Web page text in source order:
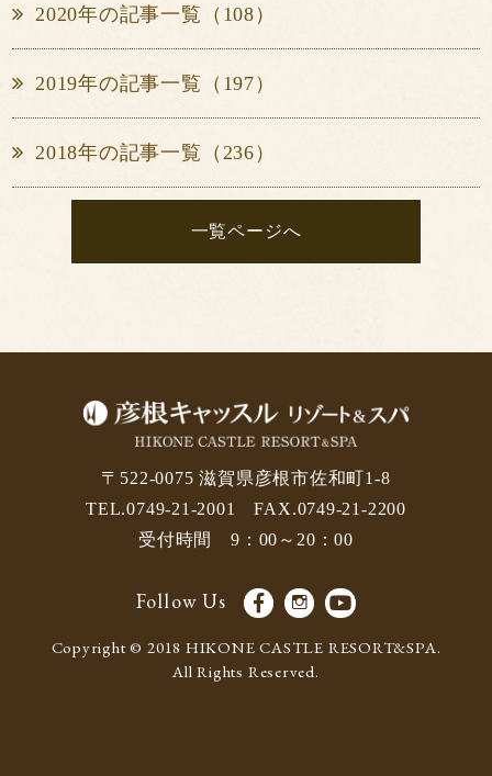
2020年の記事一覧（108）
2019年の記事一覧（197）
2018年の記事一覧（236）
一覧ページへ
〒522-0075 滋賀県彦根市佐和町1-8
TEL.0749-21-2001 FAX.0749-21-2200
受付時間 9：00～20：00
Follow Us
Copyright © 2018 HIKONE CASTLE RESORT&SPA.
All Rights Reserved.